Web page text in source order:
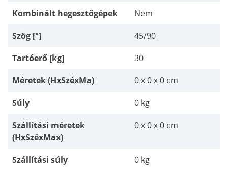
Kombinált hegesztőgépek
Nem
Szög [°]
45/90
Tartóerő [kg]
30
Méretek (HxSzéxMa)
0 x 0 x 0 cm
Súly
0 kg
Szállítási méretek
(HxSzéxMax)
0 x 0 x 0 cm
Szállítási súly 0 kg